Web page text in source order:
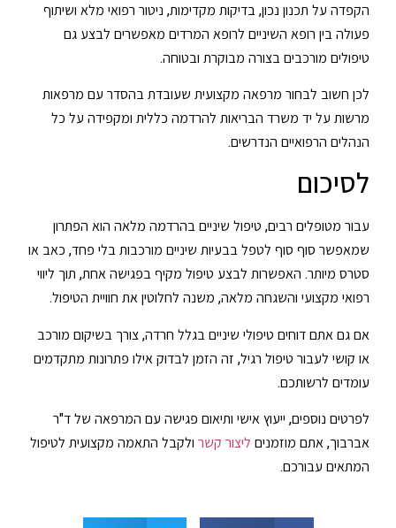
הקפדה על תכנון נכון, בדיקות מקדימות, ניטור רפואי מלא ושיתוף
פעולה בין רופא השיניים לרופא המרדים מאפשרים לבצע גם
טיפולים מורכבים בצורה מבוקרת ובטוחה.
לכן חשוב לבחור מרפאה מקצועית שעובדת בהסדר עם מרפאות
מרשות על יד משרד הבריאות להרדמה כללית ומקפידה על כל
הנהלים הרפואיים הנדרשים.
לסיכום
עבור מטופלים רבים, טיפול שיניים בהרדמה מלאה הוא הפתרון
שמאפשר סוף סוף לטפל בבעיות שיניים מורכבות בלי פחד, כאב או
סטרס מיותר. האפשרות לבצע טיפול מקיף בפגישה אחת, תוך ליווי
רפואי מקצועי והשגחה מלאה, משנה לחלוטין את חוויית הטיפול.
אם גם אתם דוחים טיפולי שיניים בגלל חרדה, צורך בשיקום מורכב
או קושי לעבור טיפול רגיל, זה הזמן לבדוק אילו פתרונות מתקדמים
עומדים לרשותכם.
לפרטים נוספים, ייעוץ אישי ותיאום פגישה עם המרפאה של ד"ר
אברבוך, אתם מוזמנים ליצור קשר ולקבל התאמה מקצועית לטיפול
המתאים עבורכם.